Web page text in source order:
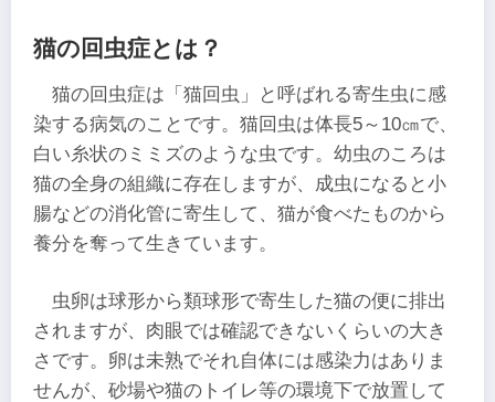
猫の回虫症とは？
猫の回虫症は「猫回虫」と呼ばれる寄生虫に感
染する病気のことです。猫回虫は体長5～10㎝で、
白い糸状のミミズのような虫です。幼虫のころは
猫の全身の組織に存在しますが、成虫になると小
腸などの消化管に寄生して、猫が食べたものから
養分を奪って生きています。
虫卵は球形から類球形で寄生した猫の便に排出
されますが、肉眼では確認できないくらいの大き
さです。卵は未熟でそれ自体には感染力はありま
せんが、砂場や猫のトイレ等の環境下で放置して